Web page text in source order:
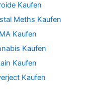
Kaufen
Meths Kaufen
Kaufen
Kaufen
Kaufen
Kaufen